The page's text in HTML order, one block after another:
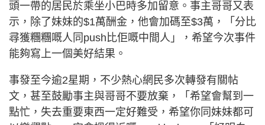
頭一帶的居民於乘坐小巴時多加留意。事主哥哥又表
示，除了妹妹的$1萬酬金，他會加碼至$3萬，「分比
尋獲糰糰嘅人同push比佢嘅中間人」，希望今次事件
能夠寫上一個美好結果。
事發至今逾2星期，不少熱心網民多次轉發有關帖
文，甚至鼓勵事主與哥哥不要放棄，「希望會幫到一
點忙，失去重要東西一定好難受，希望你同妹妹都可